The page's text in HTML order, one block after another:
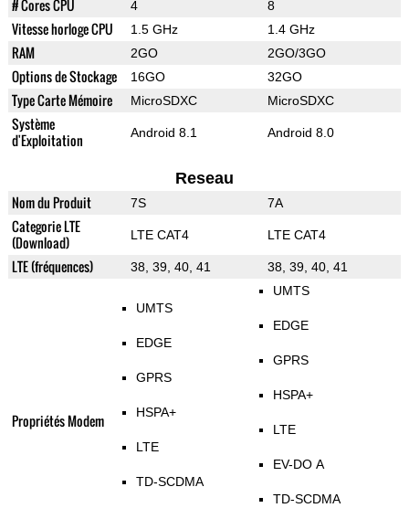
# Cores CPU 4 8
Vitesse horloge CPU 1.5 GHz 1.4 GHz
RAM 2GO 2GO/3GO
Options de Stockage 16GO 32GO
Type Carte Mémoire MicroSDXC MicroSDXC
Système
d'Exploitation
Android 8.1 Android 8.0
Reseau
Nom du Produit 7S 7A
Categorie LTE
(Download)
LTE CAT4 LTE CAT4
LTE (fréquences) 38, 39, 40, 41 38, 39, 40, 41
Propriétés Modem
UMTS
EDGE
GPRS
HSPA+
LTE
TD-SCDMA
UMTS
EDGE
GPRS
HSPA+
LTE
EV-DO A
TD-SCDMA